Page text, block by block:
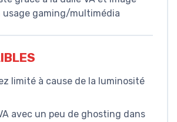
usage gaming/multimédia
limité à cause de la luminosité
avec un peu de ghosting dans